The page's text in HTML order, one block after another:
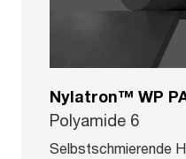
Nylatron™ WP
Polyamide 6
Selbstschmierende